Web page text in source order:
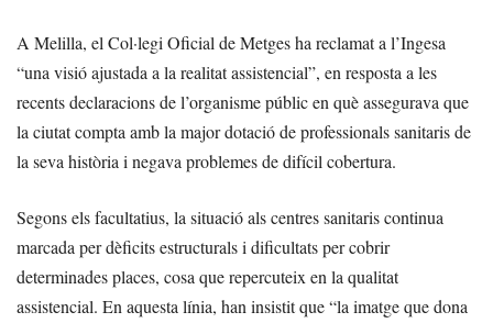
A Melilla, el Col·legi Oficial de Metges ha reclamat a l’Ingesa
“una visió ajustada a la realitat assistencial”, en resposta a les
recents declaracions de l’organisme públic en què assegurava que
la ciutat compta amb la major dotació de professionals sanitaris de
la seva història i negava problemes de difícil cobertura.
Segons els facultatius, la situació als centres sanitaris continua
marcada per dèficits estructurals i dificultats per cobrir
determinades places, cosa que repercuteix en la qualitat
assistencial. En aquesta línia, han insistit que “la imatge que dona